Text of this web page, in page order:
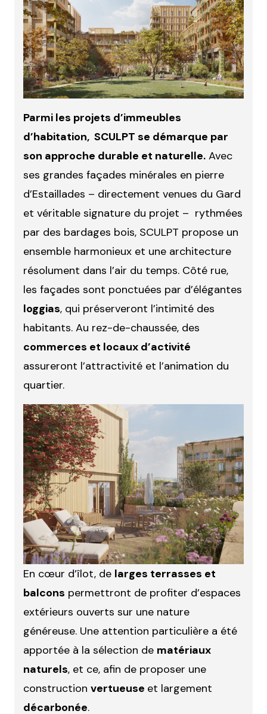
Parmi les projets d’immeubles
d’habitation, SCULPT se démarque par
son approche durable et naturelle. Avec
ses grandes façades minérales en pierre
d’Estaillades – directement venues du Gard
et véritable signature du projet – rythmées
par des bardages bois, SCULPT propose un
ensemble harmonieux et une architecture
résolument dans l’air du temps. Côté rue,
les façades sont ponctuées par d’élégantes
loggias, qui préserveront l’intimité des
habitants. Au rez-de-chaussée, des
commerces et locaux d’activité
assureront l’attractivité et l’animation du
quartier.
En cœur d’îlot, de larges terrasses et
balcons permettront de profiter d’espaces
extérieurs ouverts sur une nature
généreuse. Une attention particulière a été
apportée à la sélection de matériaux
naturels, et ce, afin de proposer une
construction vertueuse et largement
décarbonée.